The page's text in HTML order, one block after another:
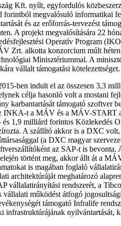
Kft. nyílt, egyfordulós
megvalósuló informatikai
és az erőforrás-tervezést
A projekt megvalósítására 22
Operatív Program
Zrt. alkotta konzorcium múlt héten
Minisztériummal. A
vállalt támogatási kötelezettséget.
ben indult el az összesen 3,3
célja hasonló volt a mostani
karbantartását támogató szoftver
INKA-t a MÁV és a MÁV-START
1,9 milliárd forintos Közlekedés
A szállító akkor is a DXC volt,
(a DXC magyar
az SAP-t is
történt meg, akkor állt át a
is magában foglaló
architektúráját meghatározó
vállalatirányítási rendszerét, a
működést átfogó
támogató Infralife
infrastruktúrájának nyilvántartását,